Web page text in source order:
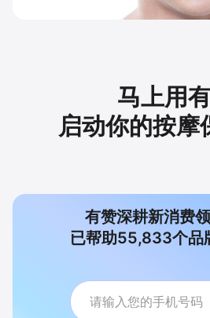
马上用
启动你的按摩
有赞深耕新消费
已帮助55,833个品